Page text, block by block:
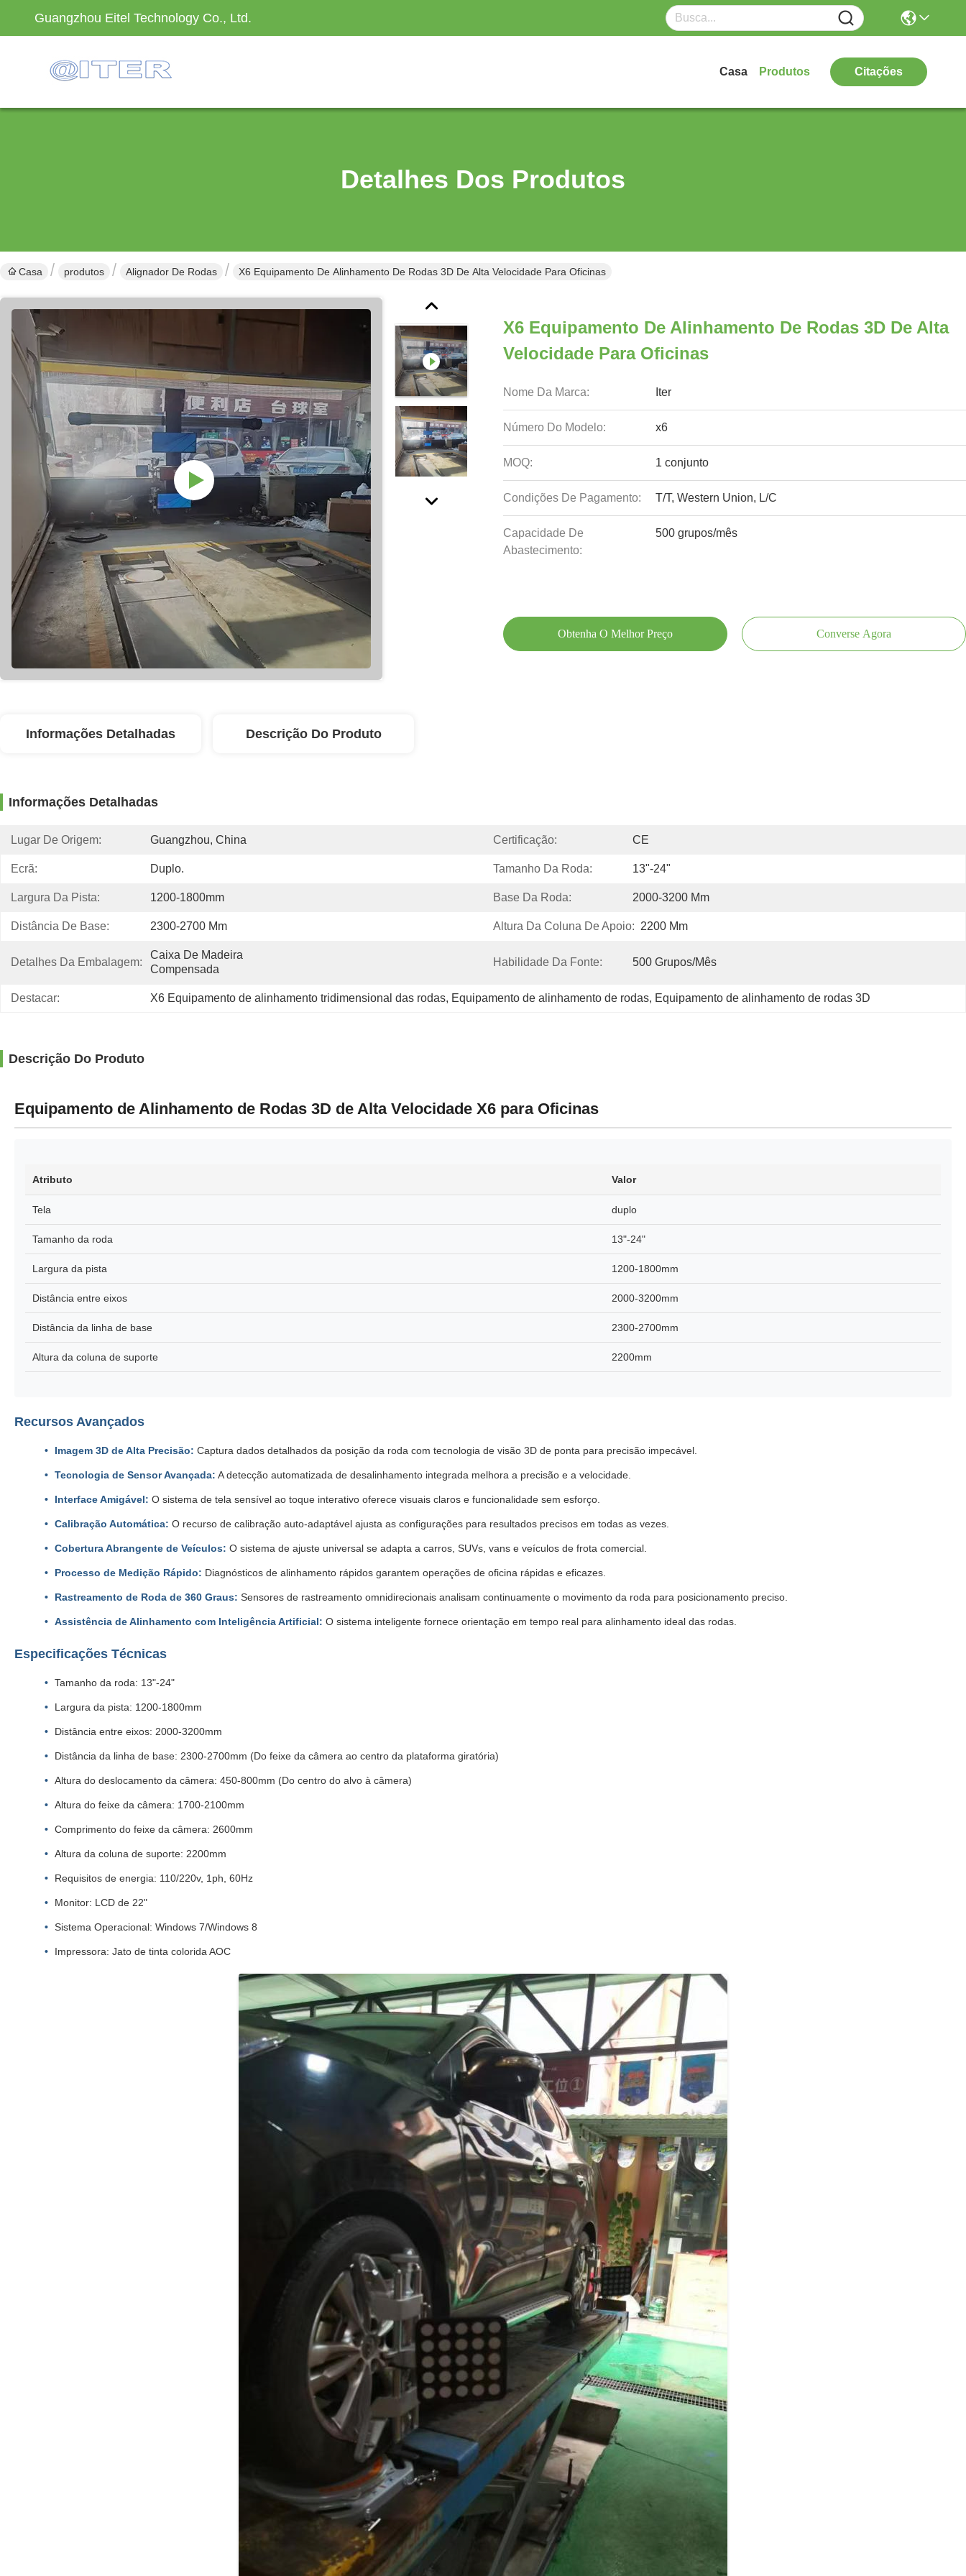
Guangzhou Eitel Technology Co., Ltd.
Casa Produtos Citações
Detalhes Dos Produtos
Casa produtos Alignador De Rodas X6 Equipamento De Alinhamento De Rodas 3D De Alta Velocidade Para Oficinas
X6 Equipamento De Alinhamento De Rodas 3D De Alta
Velocidade Para Oficinas
Nome Da Marca: Iter
Número Do Modelo: x6
MOQ: 1 conjunto
Condições De Pagamento: T/T, Western Union, L/C
Capacidade De
Abastecimento:
500 grupos/mês
Obtenha O Melhor Preço Converse Agora
Informações Detalhadas Descrição Do Produto
Informações Detalhadas
Lugar De Origem: Guangzhou, China Certificação: CE
Ecrã: Duplo. Tamanho Da Roda: 13"-24"
Largura Da Pista: 1200-1800mm Base Da Roda: 2000-3200 Mm
Distância De Base: 2300-2700 Mm Altura Da Coluna De Apoio: 2200 Mm
Detalhes Da Embalagem:
Caixa De Madeira
Compensada
Habilidade Da Fonte: 500 Grupos/mês
Destacar: X6 Equipamento de alinhamento tridimensional das rodas, Equipamento de alinhamento de rodas, Equipamento de alinhamento de rodas 3D
Descrição Do Produto
Equipamento de Alinhamento de Rodas 3D de Alta Velocidade X6 para Oficinas
Atributo Valor
Tela duplo
Tamanho da roda 13"-24"
Largura da pista 1200-1800mm
Distância entre eixos 2000-3200mm
Distância da linha de base 2300-2700mm
Altura da coluna de suporte 2200mm
Recursos Avançados
Imagem 3D de Alta Precisão: Captura dados detalhados da posição da roda com tecnologia de visão 3D de ponta para precisão impecável.
Tecnologia de Sensor Avançada: A detecção automatizada de desalinhamento integrada melhora a precisão e a velocidade.
Interface Amigável: O sistema de tela sensível ao toque interativo oferece visuais claros e funcionalidade sem esforço.
Calibração Automática: O recurso de calibração auto-adaptável ajusta as configurações para resultados precisos em todas as vezes.
Cobertura Abrangente de Veículos: O sistema de ajuste universal se adapta a carros, SUVs, vans e veículos de frota comercial.
Processo de Medição Rápido: Diagnósticos de alinhamento rápidos garantem operações de oficina rápidas e eficazes.
Rastreamento de Roda de 360 Graus: Sensores de rastreamento omnidirecionais analisam continuamente o movimento da roda para posicionamento preciso.
Assistência de Alinhamento com Inteligência Artificial: O sistema inteligente fornece orientação em tempo real para alinhamento ideal das rodas.
Especificações Técnicas
Tamanho da roda: 13"-24"
Largura da pista: 1200-1800mm
Distância entre eixos: 2000-3200mm
Distância da linha de base: 2300-2700mm (Do feixe da câmera ao centro da plataforma giratória)
Altura do deslocamento da câmera: 450-800mm (Do centro do alvo à câmera)
Altura do feixe da câmera: 1700-2100mm
Comprimento do feixe da câmera: 2600mm
Altura da coluna de suporte: 2200mm
Requisitos de energia: 110/220v, 1ph, 60Hz
Monitor: LCD de 22"
Sistema Operacional: Windows 7/Windows 8
Impressora: Jato de tinta colorida AOC